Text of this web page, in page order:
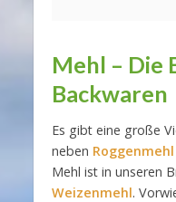
Mehl – Die
Backwaren
Es gibt eine große
neben Roggenmehl
Mehl ist in unseren
Weizenmehl.